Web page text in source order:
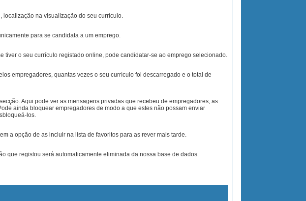
localização na visualização do seu currículo.
para se candidata a um emprego.
tiver o seu currículo registado online, pode candidatar-se ao emprego selecionado.
empregadores, quantas vezes o seu currículo foi descarregado e o total de
Aqui pode ver as mensagens privadas que recebeu de empregadores, as
ainda bloquear empregadores de modo a que estes não possam enviar
los.
a opção de as incluir na lista de favoritos para as rever mais tarde.
que registou será automaticamente eliminada da nossa base de dados.